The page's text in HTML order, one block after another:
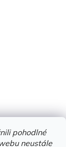
pohodlné
neustále